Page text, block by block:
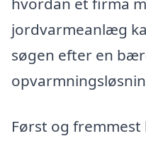
jordvarmeanlæg
søgen efter en
Først og